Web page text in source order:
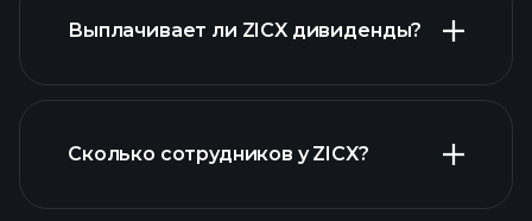
финансовых
финансовых отчетах ZICX
Выплачивает ли ZICX дивиденды?
акций с высокими
Сколько сотрудников у ZICX?